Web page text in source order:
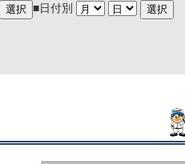
■日付別